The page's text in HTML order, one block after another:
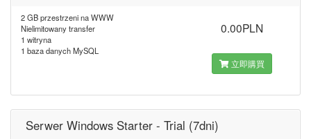
2 GB przestrzeni na WWW
Nielimitowany transfer
1 witryna
1 baza danych MySQL
0.00PLN
立即購買
Serwer Windows Starter - Trial (7dni)